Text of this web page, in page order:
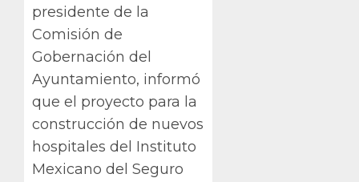
presidente de la
Comisión de
Gobernación del
Ayuntamiento, informó
que el proyecto para la
construcción de nuevos
hospitales del Instituto
Mexicano del Seguro